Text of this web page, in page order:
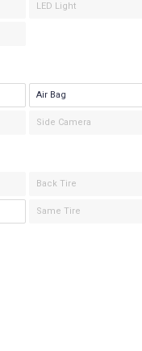
LED Light
Air Bag
Side Camera
Back Tire
Same Tire